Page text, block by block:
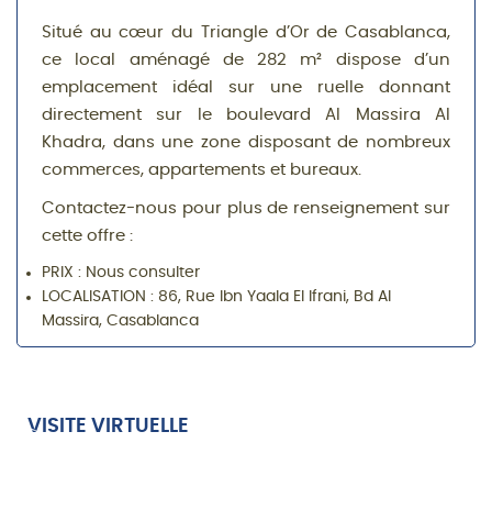
Situé au cœur du Triangle d’Or de Casablanca,
ce local aménagé de 282 m² dispose d’un
emplacement idéal sur une ruelle donnant
directement sur le boulevard Al Massira Al
Khadra, dans une zone disposant de nombreux
commerces, appartements et bureaux.
Contactez-nous pour plus de renseignement sur
cette offre :
PRIX : Nous consulter
LOCALISATION : 86, Rue Ibn Yaala El Ifrani, Bd Al
Massira, Casablanca
VISITE VIRTUELLE